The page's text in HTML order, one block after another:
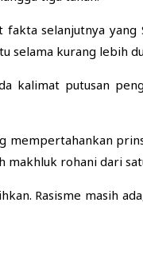
selanjutnya
selama kurang lebih
kalimat putusan
mempertahankan
makhluk rohani dari
Rasisme masih